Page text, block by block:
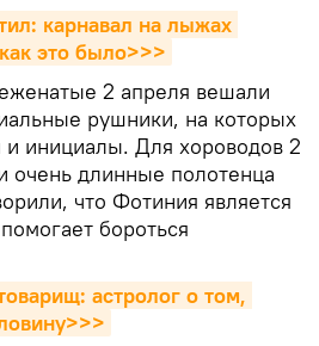
карнавал на лыжах
это было>>>
2 апреля вешали
рушники, на которых
инициалы. Для хороводов 2
очень длинные полотенца
что Фотиния является
бороться
астролог о том,